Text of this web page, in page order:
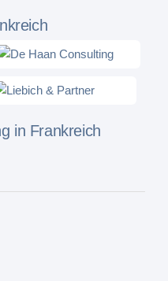
in Frankreich